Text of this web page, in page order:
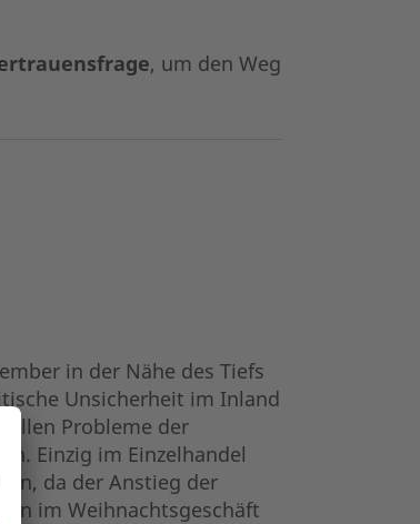
, um den Weg
in der Nähe des Tiefs
Unsicherheit im Inland
Probleme der
Einzig im Einzelhandel
da der Anstieg der
im Weihnachtsgeschäft